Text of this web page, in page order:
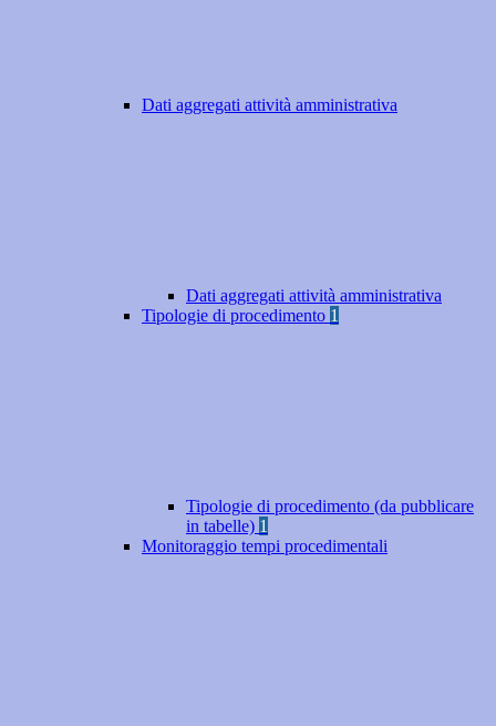
Dati aggregati attività amministrativa
Dati aggregati attività amministrativa
Tipologie di procedimento 1
Tipologie di procedimento (da pubblicare
in tabelle) 1
Monitoraggio tempi procedimentali